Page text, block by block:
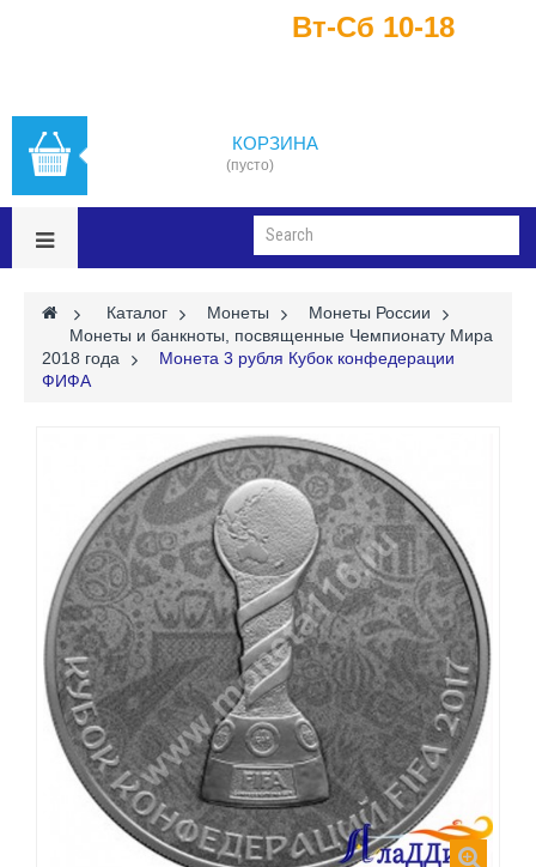
Вт-Сб 10-18
КОРЗИНА
(пусто)
> Каталог > Монеты >
Монеты России
Монеты и банкноты, посвященные Чемпионату Мира
2018 года
>
Монета 3 рубля Кубок конфедерации
ФИФА